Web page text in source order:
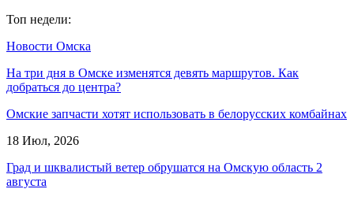
Топ недели:
Новости Омска
На три дня в Омске изменятся девять маршрутов. Как
добраться до центра?
Омские запчасти хотят использовать в белорусских комбайнах
18 Июл, 2026
Град и шквалистый ветер обрушатся на Омскую область 2
августа